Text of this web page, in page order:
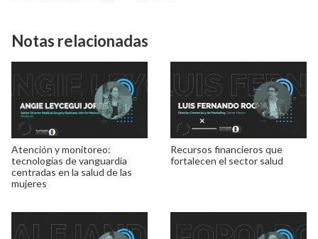
Notas relacionadas
Atención y monitoreo:
tecnologías de vanguardia
centradas en la salud de las
mujeres
Recursos financieros que
fortalecen el sector salud